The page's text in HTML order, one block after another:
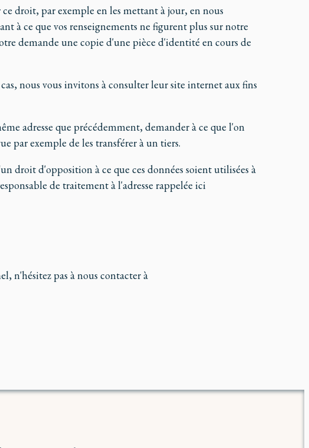
droit, par exemple en les mettant à jour, en nous
à ce que vos renseignements ne figurent plus sur notre
demande une copie d'une pièce d'identité en cours de
nous vous invitons à consulter leur site internet aux fins
adresse que précédemment, demander à ce que l'on
par exemple de les transférer à un tiers.
droit d'opposition à ce que ces données soient utilisées à
de traitement à l'adresse rappelée ici
n'hésitez pas à nous contacter à